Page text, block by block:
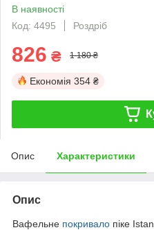
В наявності
Код: 4495
Роздріб
826 ₴ 1 180 ₴
Економія 354 ₴
Опис Характеристики
Опис
Вафельне покривало піке